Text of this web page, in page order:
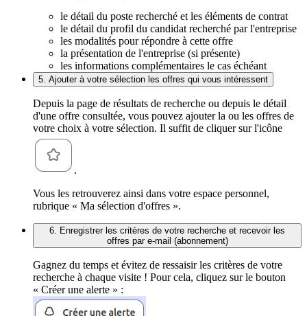
le détail du poste recherché et les éléments de contrat
le détail du profil du candidat recherché par l'entreprise
les modalités pour répondre à cette offre
la présentation de l'entreprise (si présente)
les informations complémentaires le cas échéant
5. Ajouter à votre sélection les offres qui vous intéressent
Depuis la page de résultats de recherche ou depuis le détail
d'une offre consultée, vous pouvez ajouter la ou les offres de
votre choix à votre sélection. Il suffit de cliquer sur l'icône
.
Vous les retrouverez ainsi dans votre espace personnel,
rubrique « Ma sélection d'offres ».
6. Enregistrer les critères de votre recherche et recevoir les
offres par e-mail (abonnement)
Gagnez du temps et évitez de ressaisir les critères de votre
recherche à chaque visite ! Pour cela, cliquez sur le bouton
« Créer une alerte » :